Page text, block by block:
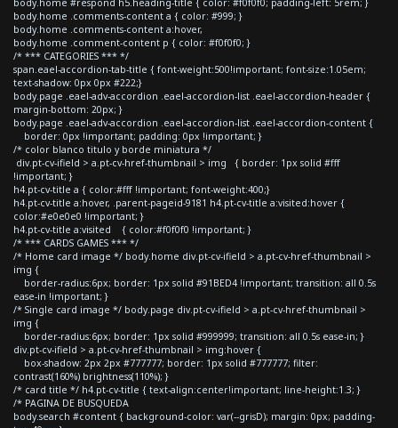
body.home .comments-content a { color: #999; }
body.home .comments-content a:hover,
body.home .comment-content p { color: #f0f0f0; }
/* *** CATEGORIES *** */
span.eael-accordion-tab-title { font-weight:500!important; font-size:1.05em;
text-shadow: 0px 0px #222;}
body.page .eael-adv-accordion .eael-accordion-list .eael-accordion-header {
margin-bottom: 20px; }
body.page .eael-adv-accordion .eael-accordion-list .eael-accordion-content {
border: 0px !important; padding: 0px !important; }
/* color blanco titulo y borde miniatura */
div.pt-cv-ifield > a.pt-cv-href-thumbnail > img { border: 1px solid #fff
!important; }
h4.pt-cv-title a { color:#fff !important; font-weight:400;}
h4.pt-cv-title a:hover, .parent-pageid-9181 h4.pt-cv-title a:visited:hover {
color:#e0e0e0 !important; }
h4.pt-cv-title a:visited { color:#f0f0f0 !important; }
/* *** CARDS GAMES *** */
/* Home card image */ body.home div.pt-cv-ifield > a.pt-cv-href-thumbnail >
img {
border-radius:6px; border: 1px solid #91BED4 !important; transition: all 0.5s
ease-in !important; }
/* Single card image */ body.page div.pt-cv-ifield > a.pt-cv-href-thumbnail >
img {
border-radius:6px; border: 1px solid #999999; transition: all 0.5s ease-in; }
div.pt-cv-ifield > a.pt-cv-href-thumbnail > img:hover {
box-shadow: 2px 2px #777777; border: 1px solid #777777; filter:
contrast(160%) brightness(110%); }
/* card title */ h4.pt-cv-title { text-align:center!important; line-height:1.3; }
/* PAGINA DE BUSQUEDA
body.search #content { background-color: var(--grisD); margin: 0px; padding-